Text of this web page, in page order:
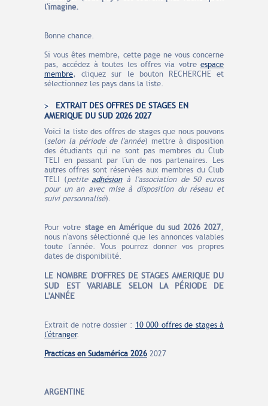
l'imagine.
Bonne chance.
Si vous êtes membre, cette page ne vous concerne
pas, accédez à toutes les offres via votre espace
membre, cliquez sur le bouton RECHERCHE et
sélectionnez les pays dans la liste.
EXTRAIT DES OFFRES DE STAGES EN
AMERIQUE DU SUD 2026 2027
Voici la liste des offres de stages que nous pouvons
(selon la période de l'année) mettre à disposition
des étudiants qui ne sont pas membres du Club
TELI en passant par l'un de nos partenaires. Les
autres offres sont réservées aux membres du Club
TELI (petite adhésionà l'association de 50 euros
pour un an avec mise à disposition du réseau et
suivi personnalisé).
Pour votre stage en Amérique du sud 2026 2027,
nous n'avons sélectionné que les annonces valables
toute l'année. Vous pourrez donner vos propres
dates de disponibilité.
LE NOMBRE D'OFFRESDE STAGES AMERIQUE DU
SUD EST VARIABLE SELON LA PÉRIODE DE
L'ANNÉE
Extrait de notre dossier : 10 000 offres de stages à
l'étranger.
Practicas en Sudamérica 2026 2027
ARGENTINE